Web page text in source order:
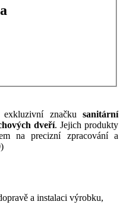
značkusanitární
dveří. Jejich produkty
na precizní zpracování a
a instalaci výrobku,